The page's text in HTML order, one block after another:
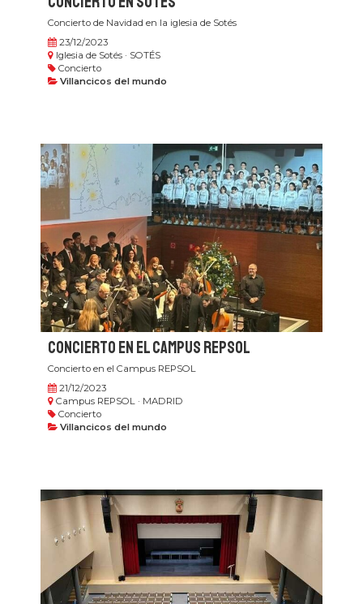
Concierto de Navidad en la iglesia de Sotés
23/12/2023
Iglesia de Sotés · SOTÉS
Concierto
Villancicos del mundo
Concierto en el Campus REPSOL
Concierto en el Campus REPSOL
21/12/2023
Campus REPSOL · MADRID
Concierto
Villancicos del mundo